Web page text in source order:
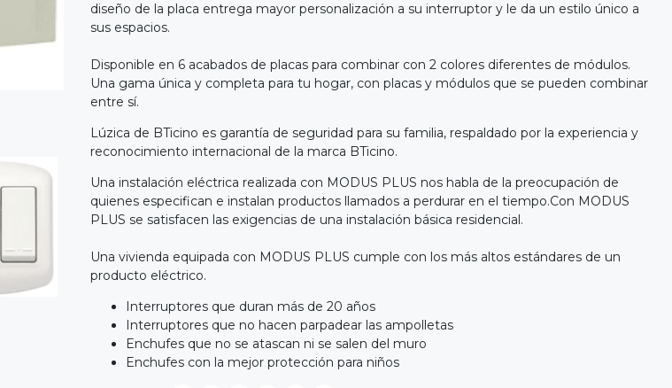
diseño de la placa entrega mayor personalización a su interruptor y le da un estilo único a
sus espacios.
Disponible en 6 acabados de placas para combinar con 2 colores diferentes de módulos.
Una gama única y completa para tu hogar, con placas y módulos que se pueden combinar
entre sí.
Lúzica de BTicino es garantía de seguridad para su familia, respaldado por la experiencia y
reconocimiento internacional de la marca BTicino.
Una instalación eléctrica realizada con MODUS PLUS nos habla de la preocupación de
quienes especifican e instalan productos llamados a perdurar en el tiempo.Con MODUS
PLUS se satisfacen las exigencias de una instalación básica residencial.
Una vivienda equipada con MODUS PLUS cumple con los más altos estándares de un
producto eléctrico.
Interruptores que duran más de 20 años
Interruptores que no hacen parpadear las ampolletas
Enchufes que no se atascan ni se salen del muro
Enchufes con la mejor protección para niños